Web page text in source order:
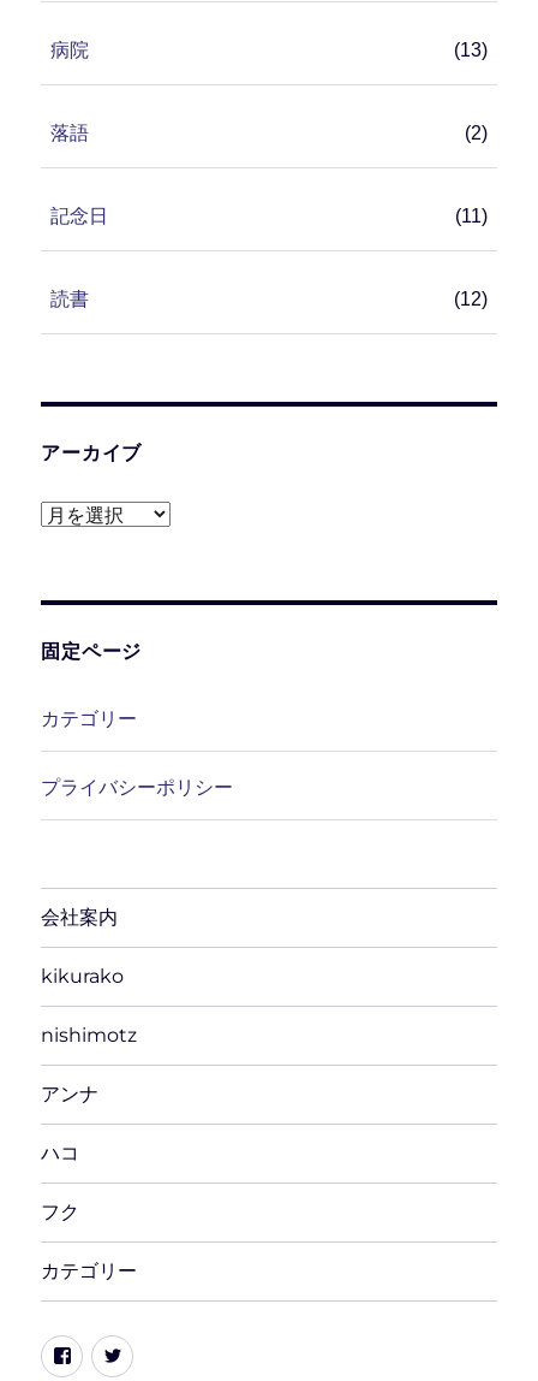
病院 (13)
落語 (2)
記念日 (11)
読書 (12)
アーカイブ
ア
ブ
固定ページ
カテゴリー
プライバシーポリシー
会社案内
kikurako
nishimotz
アンナ
ハコ
フク
カテゴリー
FacebookTwitter